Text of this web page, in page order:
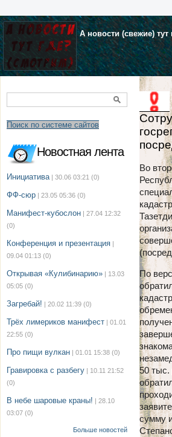
А новости (свежие) тут
Поиск по системе сайтов
Новостная лента
Инициатива | 30.06 03:21 (0)
ФФ-сюр | 23.05 05:36 (0)
Манифест-кубослон | 27.04 12:32
(0)
Конференция и презентация |
09.04 01:13 (0)
Открывая «Кулибинарию» | 13.03
05:05 (0)
Загребай! | 20.02 11:39 (0)
Трёх лимериков манифест | 01.01
22:55 (0)
Про пищи вулкан | 01.01 15:38 (0)
Гравировка с разбегу | 10.11 21:52
(0)
В небе шаровые краны! | 28.10
03:07 (0)
Больше новостей
Во
По
50 тыс.
сумму